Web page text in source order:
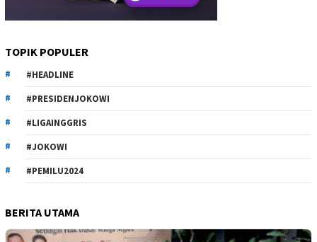
TOPIK POPULER
#HEADLINE
#PRESIDENJOKOWI
#LIGAINGGRIS
#JOKOWI
#PEMILU2024
BERITA UTAMA